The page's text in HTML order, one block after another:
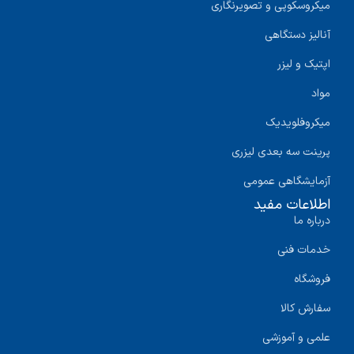
میکروسکوپی و تصویرنگاری
آنالیز دستگاهی
اپتیک و لیزر
مواد
میکروفلویدیک
پرینت سه‌ بعدی لیزری
آزمایشگاهی عمومی
اطلاعات مفید
درباره ما
خدمات فنی
فروشگاه
سفارش کالا
علمی و آموزشی